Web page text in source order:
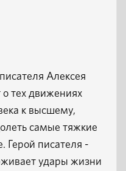
Алексея
тех движениях
к высшему,
самые тяжкие
Герой писателя -
удары жизни